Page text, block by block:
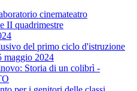
cinemateatro
II quadrimestre
del primo ciclo d'istruzione
maggio 2024
Storia di un colibrì -